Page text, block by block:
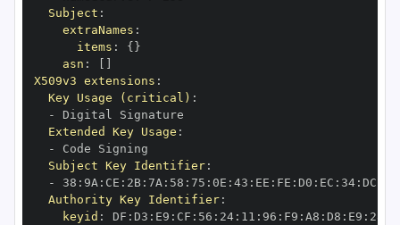
Subject :
extraNames :
items : { }
asn :
X509v3 extensions :
Key Usage (critical) :
-
Extended Key Usage :
-
Subject Key Identifier:
-
38 : 9A : CE : 2B: 7A : 58 : 75 : 0E : 43 : EE : FE : D0 : EC : 34: DC
Authority Key Identifier:
keyid : DF : D3 : E9 : CF : 56 : 24: 11 : 96 : F9 : A8 : D8 : E9 : 28